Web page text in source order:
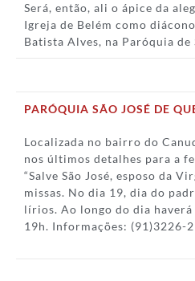
Será, então, ali o ápice da
Igreja de Belém como
Batista Alves, na Paróquia
PARÓQUIA SÃO JOSÉ DE
Localizada no bairro do
nos últimos detalhes para a
“Salve São José, esposo da
missas. No dia 19, dia do
lírios. Ao longo do dia haverá
19h. Informações: (91)3226-